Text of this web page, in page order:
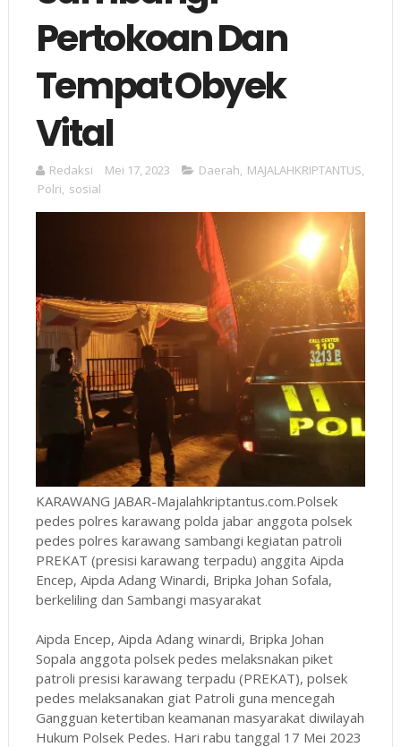
Pertokoan Dan
Tempat Obyek
Vital
Redaksi Mei 17, 2023 Daerah, MAJALAHKRIPTANTUS,
Polri, sosial
KARAWANG JABAR-Majalahkriptantus.com.Polsek
pedes polres karawang polda jabar anggota polsek
pedes polres karawang sambangi kegiatan patroli
PREKAT (presisi karawang terpadu) anggita Aipda
Encep, Aipda Adang Winardi, Bripka Johan Sofala,
berkeliling dan Sambangi masyarakat
Aipda Encep, Aipda Adang winardi, Bripka Johan
Sopala anggota polsek pedes melaksnakan piket
patroli presisi karawang terpadu (PREKAT), polsek
pedes melaksanakan giat Patroli guna mencegah
Gangguan ketertiban keamanan masyarakat diwilayah
Hukum Polsek Pedes. Hari rabu tanggal 17 Mei 2023